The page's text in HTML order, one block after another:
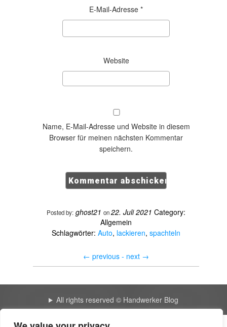
E-Mail-Adresse *
Website
Name, E-Mail-Adresse und Website in diesem
Browser für meinen nächsten Kommentar
speichern.
Posted by: ghost21 on22. Juli 2021 Category:
Allgemein
Schlagwörter: Auto, lackieren, spachteln
← previous - next →
All rights reserved © Handwerker Blog